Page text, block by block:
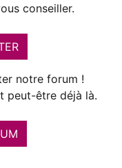
conseiller.
notre forum !
peut-être déjà là.